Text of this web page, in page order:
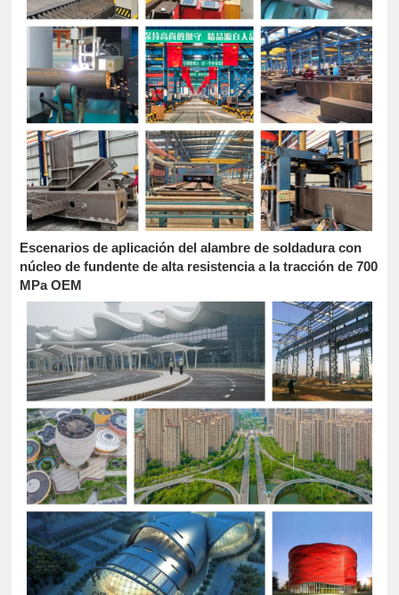
Escenarios de aplicación del alambre de soldadura con
núcleo de fundente de alta resistencia a la tracción de 700
MPa OEM